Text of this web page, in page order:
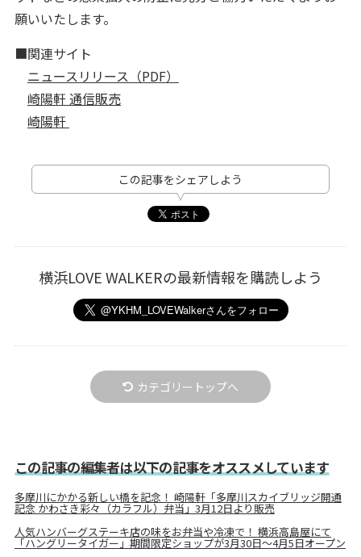
願いいたします。
■関連サイト
ニュースリリース（PDF）
崎陽軒 通信販売
崎陽軒
この記事をシェアしよう
横浜LOVE WALKERの最新情報を購読しよう
カテゴリートップへ
この記事の編集者は以下の記事をオススメしています
多摩川にかかる新しい橋を記念！ 崎陽軒「多摩川スカイブリッジ開通
記念 かわさき彩々（カラフル）弁当」3月12日より販売
人気ハンバーグステーキ店の味をお弁当や冷凍で！ 横浜高島屋にて
「ハングリータイガー」期間限定ショップが3月30日～4月5日オープン